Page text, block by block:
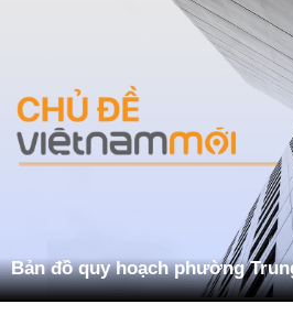
Bản đồ quy hoạch phường